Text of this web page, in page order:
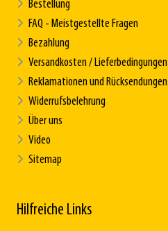
Bestellung
FAQ - Meistgestellte Fragen
Bezahlung
Versandkosten / Lieferbedingungen
Reklamationen und Rücksendungen
Widerrufsbelehrung
Über uns
Video
Sitemap
Hilfreiche Links